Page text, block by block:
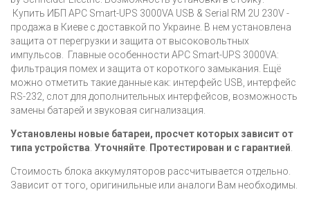
Купить ИБП APC Smart-UPS 3000VA USB & Serial RM 2U 230V -
продажа в Киеве с доставкой по Украине. В нем установлена
защита от перегрузки и защита от высоковольтных
импульсов. Главные особенности APC Smart-UPS 3000VA:
фильтрация помех и защита от короткого замыкания. Ещё
можно отметить такие данные как: интерфейс USB, интерфейс
RS-232, слот для дополнительных интерфейсов, возможность
замены батарей и звуковая сигнализация.
Установлены новые батареи, просчет которых зависит от
типа устройства Уточняйте Протестирован и с гарантией
Стоимость блока аккумуляторов рассчитывается отдельно.
Зависит от того, оригинильные или аналоги Вам необходимы.